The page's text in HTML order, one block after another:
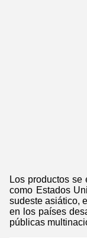
Los productos
como Estados
sudeste asiático,
en los países
públicas